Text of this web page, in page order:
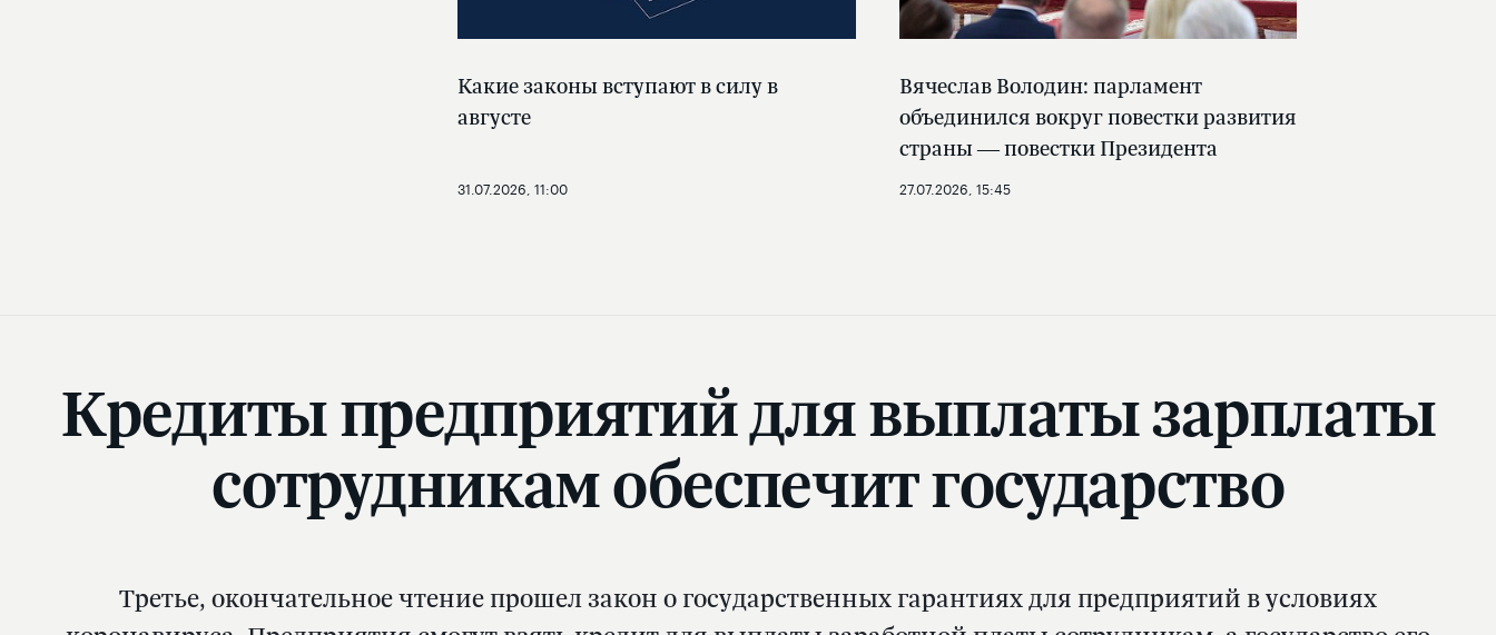
Какие законы вступают в силу в
августе
31.07.2026, 11:00
Вячеслав Володин: парламент
объединился вокруг повестки развития
страны — повестки Президента
27.07.2026, 15:45
Кредиты предприятий для выплаты зарплаты
сотрудникам обеспечит государство
Третье, окончательное чтение прошел закон о государственных гарантиях для предприятий в условиях